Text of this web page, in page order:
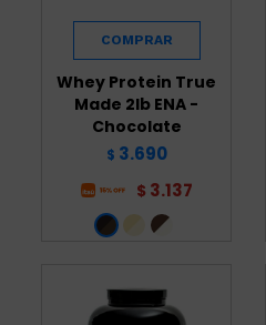
Whey Protein True
Made 2lb ENA -
Chocolate
$ 3.690
$ 3.137